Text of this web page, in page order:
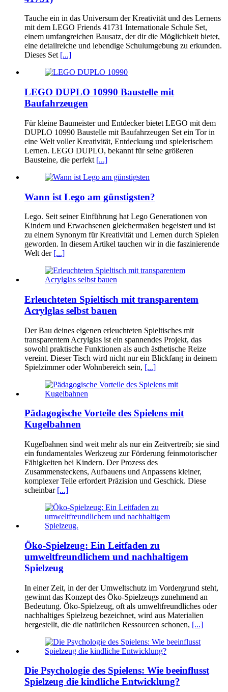
Tauche ein in das Universum der Kreativität und des Lernens
mit dem LEGO Friends 41731 Internationale Schule Set,
einem umfangreichen Bausatz, der dir die Möglichkeit bietet,
eine detailreiche und lebendige Schulumgebung zu erkunden.
Dieses Set [...]
LEGO DUPLO 10990 Baustelle mit
Baufahrzeugen
Für kleine Baumeister und Entdecker bietet LEGO mit dem
DUPLO 10990 Baustelle mit Baufahrzeugen Set ein Tor in
eine Welt voller Kreativität, Entdeckung und spielerischem
Lernen. LEGO DUPLO, bekannt für seine größeren
Bausteine, die perfekt [...]
Wann ist Lego am günstigsten?
Lego. Seit seiner Einführung hat Lego Generationen von
Kindern und Erwachsenen gleichermaßen begeistert und ist
zu einem Synonym für Kreativität und Lernen durch Spielen
geworden. In diesem Artikel tauchen wir in die faszinierende
Welt der [...]
Erleuchteten Spieltisch mit transparentem
Acrylglas selbst bauen
Der Bau deines eigenen erleuchteten Spieltisches mit
transparentem Acrylglas ist ein spannendes Projekt, das
sowohl praktische Funktionen als auch ästhetische Reize
vereint. Dieser Tisch wird nicht nur ein Blickfang in deinem
Spielzimmer oder Wohnbereich sein, [...]
Pädagogische Vorteile des Spielens mit
Kugelbahnen
Kugelbahnen sind weit mehr als nur ein Zeitvertreib; sie sind
ein fundamentales Werkzeug zur Förderung feinmotorischer
Fähigkeiten bei Kindern. Der Prozess des
Zusammensteckens, Aufbauens und Anpassens kleiner,
komplexer Teile erfordert Präzision und Geschick. Diese
scheinbar [...]
Öko-Spielzeug: Ein Leitfaden zu
umweltfreundlichem und nachhaltigem
Spielzeug
In einer Zeit, in der der Umweltschutz im Vordergrund steht,
gewinnt das Konzept des Öko-Spielzeugs zunehmend an
Bedeutung. Öko-Spielzeug, oft als umweltfreundliches oder
nachhaltiges Spielzeug bezeichnet, wird aus Materialien
hergestellt, die die natürlichen Ressourcen schonen, [...]
Die Psychologie des Spielens: Wie beeinflusst
Spielzeug die kindliche Entwicklung?